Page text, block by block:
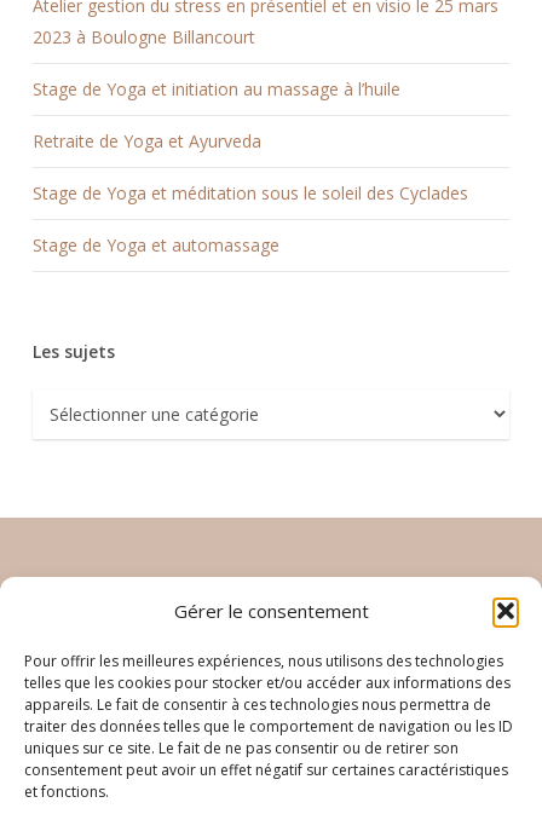
Gérer le consentement
Pour offrir les meilleures expériences, nous utilisons des technologies
telles que les cookies pour stocker et/ou accéder aux informations des
appareils. Le fait de consentir à ces technologies nous permettra de
traiter des données telles que le comportement de navigation ou les ID
uniques sur ce site. Le fait de ne pas consentir ou de retirer son
consentement peut avoir un effet négatif sur certaines caractéristiques
et fonctions.
Atelier gestion du stress en présentiel et en visio le 25 mars
2023 à Boulogne Billancourt
Stage de Yoga et initiation au massage à l’huile
Retraite de Yoga et Ayurveda
Stage de Yoga et méditation sous le soleil des Cyclades
Stage de Yoga et automassage
Les sujets
sujets
Inscrivez vous à la newletter
Je souhaite de recevoir la newsletter d'Elodie Yoga